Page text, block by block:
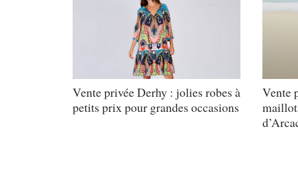
Vente privée Derhy : jolies robes à
petits prix pour grandes occasions
Vente